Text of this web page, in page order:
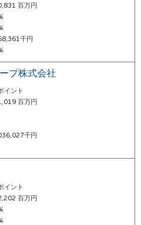
百万円
千円
プ株式会社
イント
百万円
千円
イント
百万円